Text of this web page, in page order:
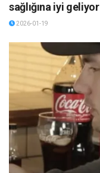
sağlığına iyi geliyor
2026-01-19